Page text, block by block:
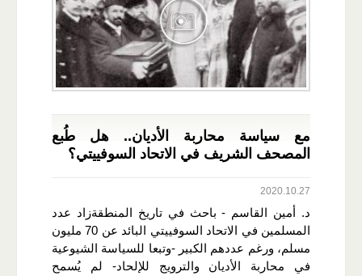
مع سياسة محاربة الأديان.. هل طُبع
المصحف الشريف في الاتحاد السوفييتي؟
2020.10.27
د. أمين القاسم - باحث في تاريخ المنطقةزاد عدد
المسلمين في الاتحاد السوفييتي البائد عن 70 مليون
مسلم، ورغم عددهم الكبير -وتبعا للسياسة الشيوعية
في محاربة الأديان والترويج للإلحاد- لم يُسمح